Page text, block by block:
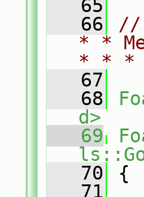
   65
   66
//
* *
* *
   67
   68
d>
   69
   70
{
   71